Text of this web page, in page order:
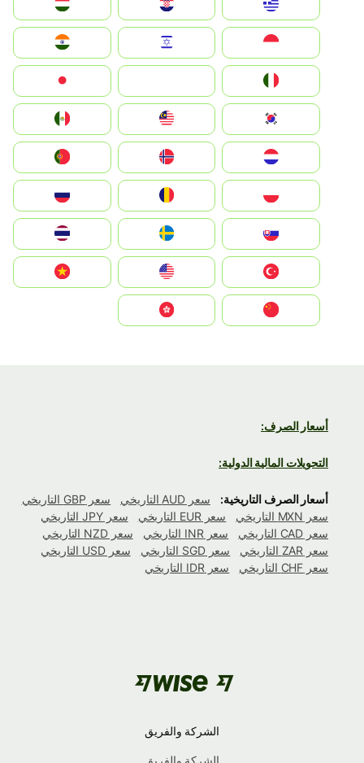
Hrvatska
Magyarország
Indonesia
South Korea
Nederland
Portugal
România
Slovensko
United States
Vietnam
أسعار الصرف:
التحويلات المالية الدولية:
أسعار الصرف التاريخية: سعر AUD التاريخي
سعر GBP التاريخي
سعر MXN التاريخي
سعر EUR التاريخي
سعر JPY التاريخي
سعر CAD التاريخي
سعر INR التاريخي
سعر NZD التاريخي
سعر ZAR التاريخي
سعر SGD التاريخي
سعر USD التاريخي
سعر CHF التاريخي
سعر IDR التاريخي
الشركة والفريق
الشركة والفريق